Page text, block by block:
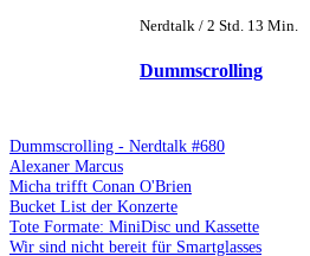
Nerdtalk / 2 Std. 13 Min.
Dummscrolling
Dummscrolling - Nerdtalk #680
Alexaner Marcus
Micha trifft Conan O'Brien
Bucket List der Konzerte
Tote Formate: MiniDisc und Kassette
Wir sind nicht bereit für Smartglasses